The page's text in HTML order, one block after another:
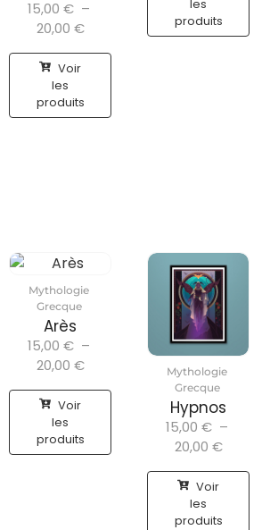
15,00 € –
20,00 €
Voir
les
produits
les
produits
Mythologie
Grecque
Arès
15,00 € –
20,00 €
Voir
les
produits
Mythologie
Grecque
Hypnos
15,00 € –
20,00 €
Voir
les
produits